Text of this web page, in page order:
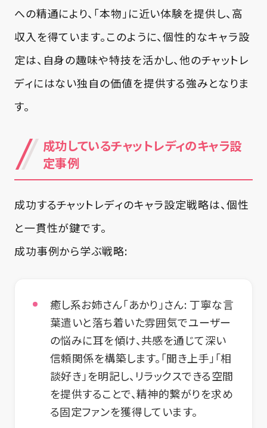
への精通により、「本物」に近い体験を提供し、高
収入を得ています。このように、個性的なキャラ設
定は、自身の趣味や特技を活かし、他のチャットレ
ディにはない独自の価値を提供する強みとなりま
す。
成功しているチャットレディのキャラ設
定事例
成功するチャットレディのキャラ設定戦略は、個性
と一貫性が鍵です。
成功事例から学ぶ戦略:
癒し系お姉さん「あかり」さん:丁寧な言
葉遣いと落ち着いた雰囲気でユーザー
の悩みに耳を傾け、共感を通じて深い
信頼関係を構築します。「聞き上手」「相
談好き」を明記し、リラックスできる空間
を提供することで、精神的繋がりを求め
る固定ファンを獲得しています。